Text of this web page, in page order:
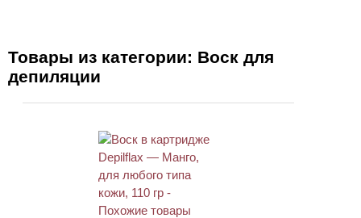
Товары из категории: Воск для
депиляции